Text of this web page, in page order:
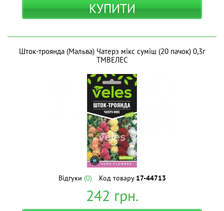
КУПИТИ
Шток-троянда (Мальва) Чатерз мікс суміш (20 пачок) 0,3г
ТМВЕЛЕС
Відгуки (0) Код товару 17-44713
242 грн.